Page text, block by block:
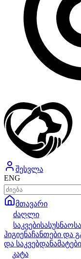
შესვლა
ENG
მთავარი
ძაღლი
საკვებისასუსნაო
ჰიგიენაჩანთები და
და საკვებდანამატები
კატა